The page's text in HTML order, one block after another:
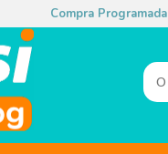
Compra Programada